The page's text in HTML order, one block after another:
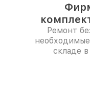
Ремонт
складе